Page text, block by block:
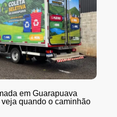
em Guarapuava
quando o caminhão